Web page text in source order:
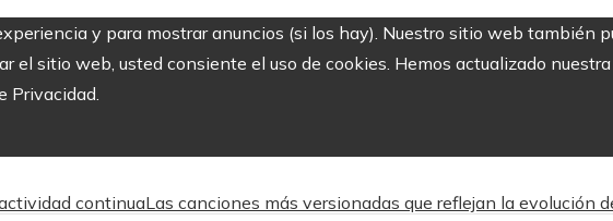
y para mostrar anuncios (si los hay). Nuestro sitio web también
el sitio web, usted consiente el uso de cookies. Hemos actualizado
Privacidad.
continuaLas canciones más versionadas que reflejan la evolución